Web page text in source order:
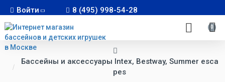
Войти 8 (495) 998-54-28
0
Бассейны и аксессуары Intex, Bestway, Summer esca
pes